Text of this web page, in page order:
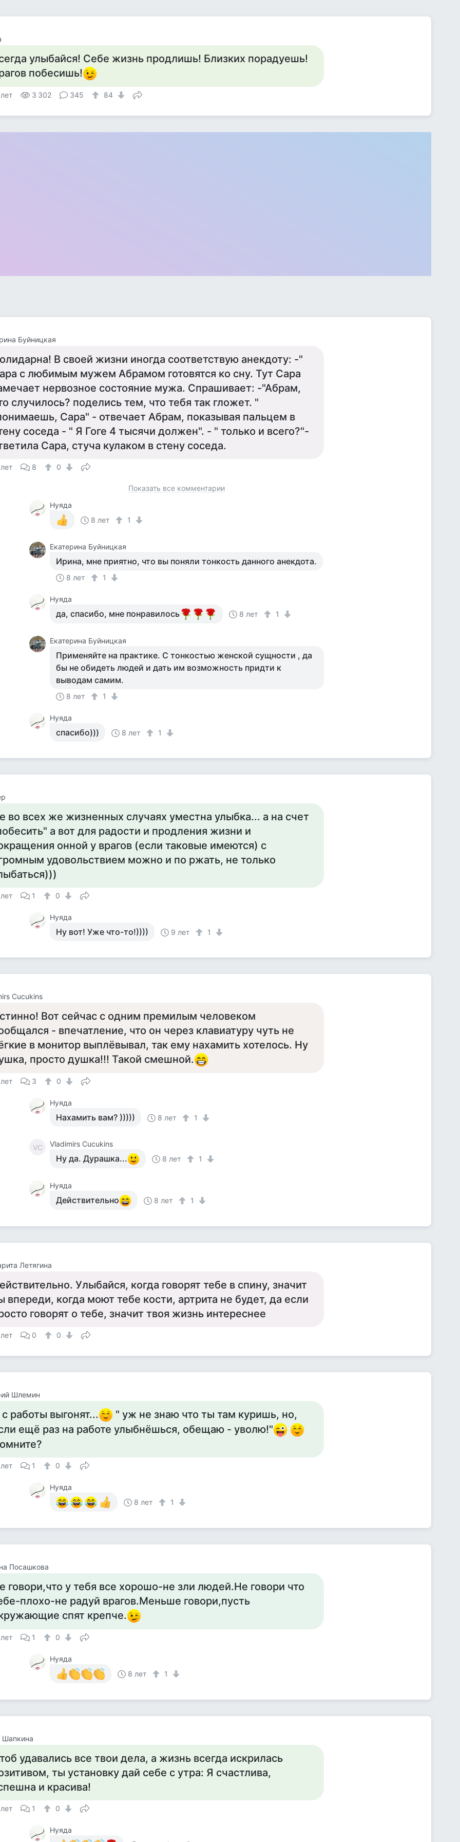
улыбайся! Себе жизнь продлишь! Близких порадуешь!
побесишь!
3 302 345 84
Буйницкая
В своей жизни иногда соответствую анекдоту: -"
с любимым мужем Абрамом готовятся ко сну. Тут Сара
нервозное состояние мужа. Спрашивает: -"Абрам,
случилось? поделись тем, что тебя так гложет. "
Сара" - отвечает Абрам, показывая пальцем в
соседа - " Я Гоге 4 тысячи должен". - " только и всего?"-
Сара, стуча кулаком в стену соседа.
8 0
Показать все комментарии
Нуяда
8 лет
1
Екатерина Буйницкая
Ирина, мне приятно, что вы поняли тонкость данного анекдота.
8 лет 1
Нуяда
да, спасибо, мне понравилось 8 лет 1
Екатерина Буйницкая
Применяйте на практике. С тонкостью женской сущности , да
бы не обидеть людей и дать им возможность придти к
выводам самим.
8 лет 1
Нуяда
спасибо))) 8 лет 1
во всех же жизненных случаях уместна улыбка... а на счет
а вот для радости и продления жизни и
онной у врагов (если таковые имеются) с
удовольствием можно и по ржать, не только
1 0
Нуяда
Ну вот! Уже что-то!)))) 9 лет 1
Cucukins
Вот сейчас с одним премилым человеком
- впечатление, что он через клавиатуру чуть не
в монитор выплёвывал, так ему нахамить хотелось. Ну
просто душка!!! Такой смешной.
3 0
Нуяда
Нахамить вам? ))))) 8 лет 1
VC Vladimirs Cucukins
Ну да. Дурашка... 8 лет 1
Нуяда
Действительно 8 лет 1
Летягина
Улыбайся, когда говорят тебе в спину, значит
впереди, когда моют тебе кости, артрита не будет, да если
говорят о тебе, значит твоя жизнь интереснее
0 0
Шлемин
работы выгонят...
" уж не знаю что ты там куришь, но,
ещё раз на работе улыбнёшься, обещаю - уволю!"
1 0
Нуяда
8 лет
1
Посашкова
говори,что у тебя все хорошо-не зли людей.Не говори что
плохо-не радуй врагов.Меньше говори,пусть
спят крепче.
1 0
Нуяда
8 лет
1
Шапкина
удавались все твои дела, а жизнь всегда искрилась
ты установку дай себе с утра: Я счастлива,
и красива!
1 0
Нуяда